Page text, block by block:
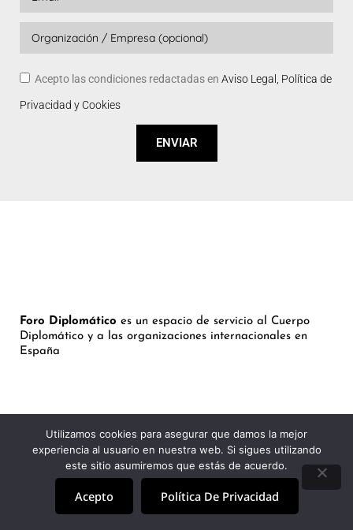
Acepto las condiciones redactadas en Aviso Legal, Política de
Privacidad y Cookies
ENVIAR
Foro Diplomático es un espacio de servicio al Cuerpo
Diplomático y a las organizaciones internacionales en
España
Utilizamos cookies para asegurar que damos la mejor
experiencia al usuario en nuestra web. Si sigues utilizando
este sitio asumiremos que estás de acuerdo.
Acepto Política De Privacidad